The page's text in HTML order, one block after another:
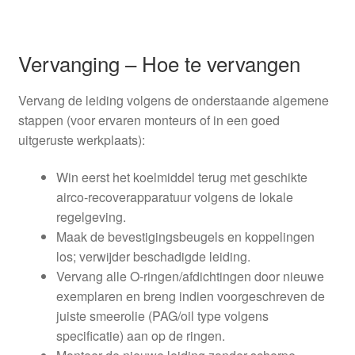
Vervanging – Hoe te vervangen
Vervang de leiding volgens de onderstaande algemene
stappen (voor ervaren monteurs of in een goed
uitgeruste werkplaats):
Win eerst het koelmiddel terug met geschikte
airco-recoverapparatuur volgens de lokale
regelgeving.
Maak de bevestigingsbeugels en koppelingen
los; verwijder beschadigde leiding.
Vervang alle O-ringen/afdichtingen door nieuwe
exemplaren en breng indien voorgeschreven de
juiste smeerolie (PAG/oil type volgens
specificatie) aan op de ringen.